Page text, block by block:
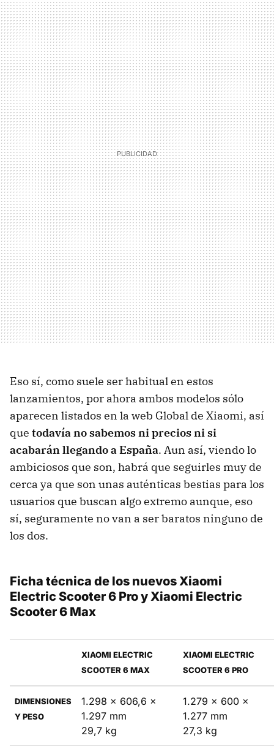
Eso sí, como suele ser habitual en estos
lanzamientos, por ahora ambos modelos sólo
aparecen listados en la web Global de Xiaomi, así
que todavía no sabemos ni precios ni si
acabarán llegando a España. Aun así, viendo lo
ambiciosos que son, habrá que seguirles muy de
cerca ya que son unas auténticas bestias para los
usuarios que buscan algo extremo aunque, eso
sí, seguramente no van a ser baratos ninguno de
los dos.
Ficha técnica de los nuevos Xiaomi
Electric Scooter 6 Pro y Xiaomi Electric
Scooter 6 Max
XIAOMI ELECTRIC
SCOOTER 6 MAX
XIAOMI ELECTRIC
SCOOTER 6 PRO
DIMENSIONES
Y PESO
1.298 x 606,6 x
1.297 mm
29,7 kg
1.279 x 600 x
1.277 mm
27,3 kg